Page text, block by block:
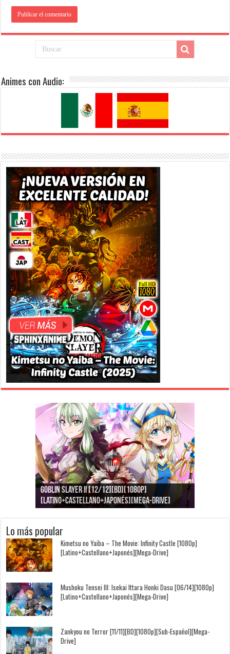
Animes con Audio:
Goblin Slayer II [12/12][BD][1080p]
[Latino+Castellano+Japonés][Mega-Drive]
Jujutsu Kaisen: Kaigyoku/Gyokusetsu [1080p]
[Latino+Japonés][Mega-Drive]
Kimi to, Nami ni Noretara [BD][1080p]
[Latino+Castellano+Japonés][Mega-Drive]
Nukitashi the Animation [11/11+OVAS][BD]
[1080p][Sub-Español][Mega-Drive]
Kimi wa Houkago Insomnia [13/13][BD][1080p]
[Castellano+English+Japonés][Mega-Drive]
Getsuyoubi no Tawawa [12/12+Especiales][BD]
[1080p][Sub-Español][Mega-Drive]
Lo más popular
Kimetsu no Yaiba – The Movie: Infinity Castle [1080p]
[Latino+Castellano+Japonés][Mega-Drive]
Mushoku Tensei III: Isekai Ittara Honki Dasu [06/14][1080p]
[Latino+Castellano+Japonés][Mega-Drive]
Zankyou no Terror [11/11][BD][1080p][Sub-Español][Mega-
Drive]